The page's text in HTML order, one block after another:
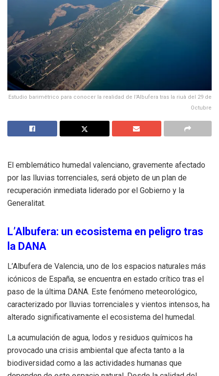
Estudio barimétrico para conocer la realidad de l'Albufera tras la riuà del 29 de
Octubre
El emblemático humedal valenciano, gravemente afectado
por las lluvias torrenciales, será objeto de un plan de
recuperación inmediata liderado por el Gobierno y la
Generalitat.
L’Albufera: un ecosistema en peligro tras
la DANA
L’Albufera de Valencia, uno de los espacios naturales más
icónicos de España, se encuentra en estado crítico tras el
paso de la última DANA. Este fenómeno meteorológico,
caracterizado por lluvias torrenciales y vientos intensos, ha
alterado significativamente el ecosistema del humedal.
La acumulación de agua, lodos y residuos químicos ha
provocado una crisis ambiental que afecta tanto a la
biodiversidad como a las actividades humanas que